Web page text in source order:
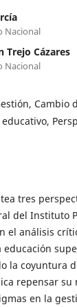
Nacional
Trejo Cázares
Nacional
Cambio
tres
del Instituto
el análisis
la coyuntura
repensar su
en la